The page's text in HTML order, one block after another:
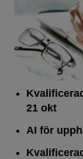
21 okt
AI för